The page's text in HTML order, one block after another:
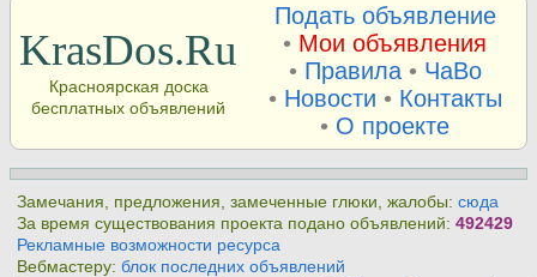
KrasDos.Ru
Красноярская доска
бесплатных объявлений
Подать объявление
• Мои объявления
• Правила• ЧаВо
• Новости • Контакты
• О проекте
Замечания, предложения, замеченные глюки, жалобы:сюда
За время существования проекта подано объявлений:492429
Рекламные возможности ресурса
Вебмастеру:блок последних объявлений